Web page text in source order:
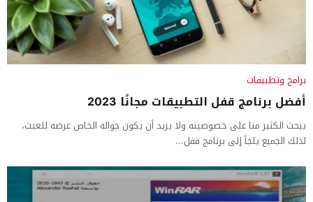
برامج وتطبيقات
أفضل برنامج قفل التطبيقات مجانًا 2023
يبحث الكثير منا على خصوصيته ولا يريد أن يكون جواله الخاص عرضه للعبث،
لذلك الجميع يلجأ إلى برنامج قفل...